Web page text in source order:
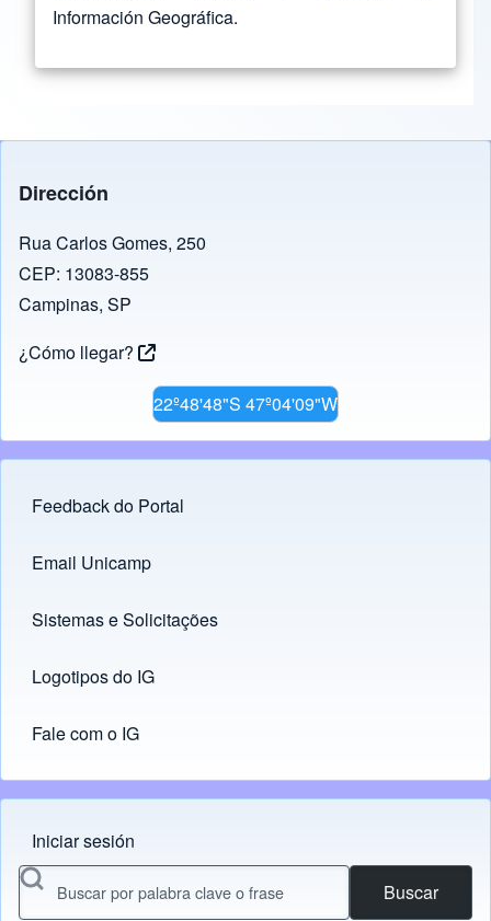
Información Geográfica.
Dirección
Rua Carlos Gomes, 250
CEP: 13083-855
Campinas, SP
¿Cómo llegar?
22º48'48"S 47º04'09"W
Footer menu
Feedback do Portal
Links
Email Unicamp
(opens in new tab)
Sistemas e Solicitações
(opens in new tab)
Logotipos do IG
(opens in new tab)
Fale com o IG
Menu do usuário
Iniciar sesión
Buscar